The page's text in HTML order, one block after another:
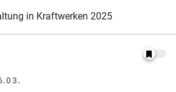
in Kraftwerken 2025